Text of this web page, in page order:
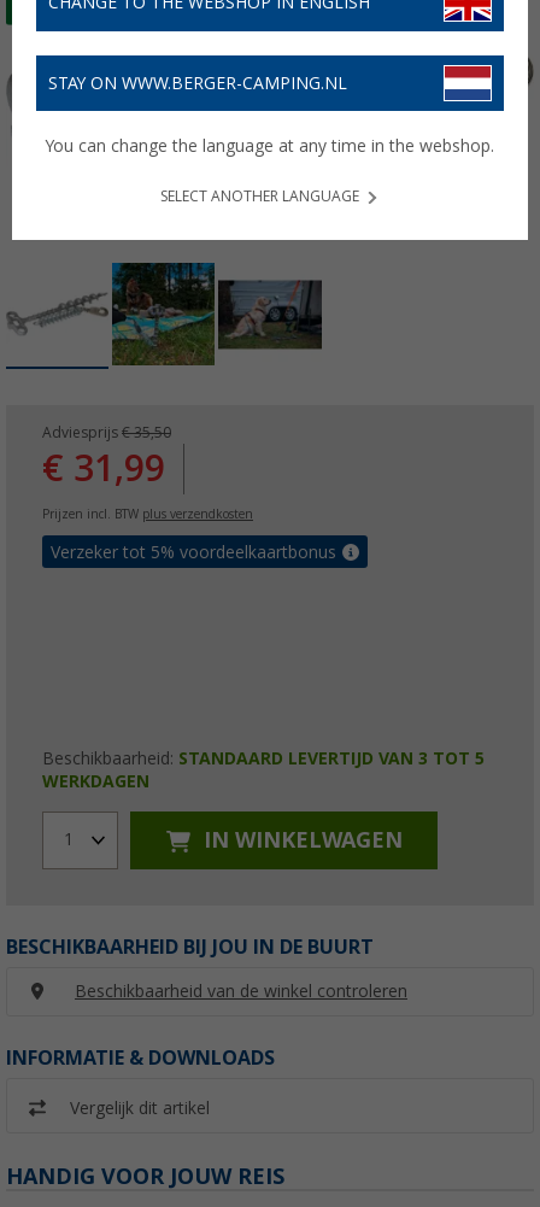
Adviesprijs € 35,50
€ 31,99
Prijzen incl. BTW plus verzendkosten
Verzeker tot 5% voordeelkaartbonus
Beschikbaarheid: STANDAARD LEVERTIJD VAN 3 TOT 5
WERKDAGEN
1 IN WINKELWAGEN
BESCHIKBAARHEID BIJ JOU IN DE BUURT
Beschikbaarheid van de winkel controleren
INFORMATIE & DOWNLOADS
Vergelijk dit artikel
HANDIG VOOR JOUW REIS
STAY ON WWW.BERGER-CAMPING.NL
You can change the language at any time in the webshop.
SELECT ANOTHER LANGUAGE